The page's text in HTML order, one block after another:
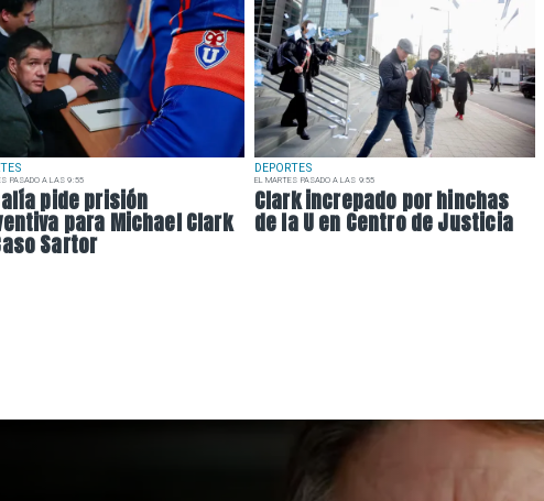
PASADO A LAS 9:55
pide prisión
para Michael Clark
Sartor
DEPORTES
EL MARTES PASADO A LAS 9:55
Clark increpado por hinchas
de la U en Centro de Justicia